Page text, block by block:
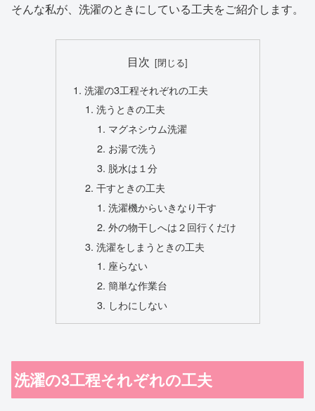
そんな私が、洗濯のときにしている工夫をご紹介します。
目次
洗濯の3工程それぞれの工夫
洗うときの工夫
マグネシウム洗濯
お湯で洗う
脱水は１分
干すときの工夫
洗濯機からいきなり干す
外の物干しへは２回行くだけ
洗濯をしまうときの工夫
座らない
簡単な作業台
しわにしない
洗濯の3工程それぞれの工夫